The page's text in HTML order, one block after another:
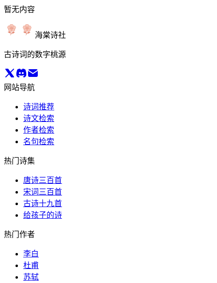
暂无内容
海棠诗社
古诗词的数字桃源
网站导航
诗词推荐
诗文检索
作者检索
名句检索
热门诗集
唐诗三百首
宋词三百首
古诗十九首
给孩子的诗
热门作者
李白
杜甫
苏轼